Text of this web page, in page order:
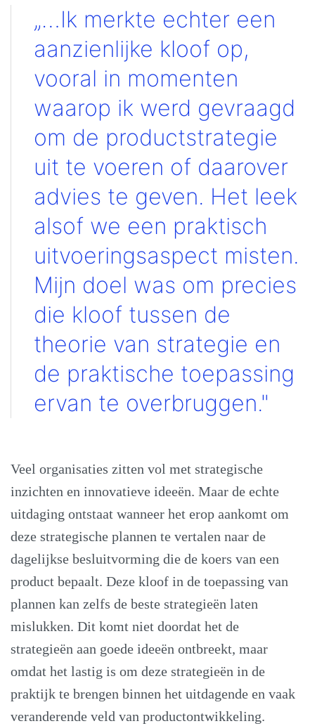
„…Ik merkte echter een
aanzienlijke kloof op,
vooral in momenten
waarop ik werd gevraagd
om de productstrategie
uit te voeren of daarover
advies te geven. Het leek
alsof we een praktisch
uitvoeringsaspect misten.
Mijn doel was om precies
die kloof tussen de
theorie van strategie en
de praktische toepassing
ervan te overbruggen."
Veel organisaties zitten vol met strategische
inzichten en innovatieve ideeën. Maar de echte
uitdaging ontstaat wanneer het erop aankomt om
deze strategische plannen te vertalen naar de
dagelijkse besluitvorming die de koers van een
product bepaalt. Deze kloof in de toepassing van
plannen kan zelfs de beste strategieën laten
mislukken. Dit komt niet doordat het de
strategieën aan goede ideeën ontbreekt, maar
omdat het lastig is om deze strategieën in de
praktijk te brengen binnen het uitdagende en vaak
veranderende veld van productontwikkeling.